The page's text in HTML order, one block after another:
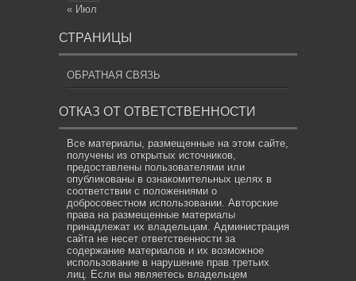
« Июл
СТРАНИЦЫ
ОБРАТНАЯ СВЯЗЬ
ОТКАЗ ОТ ОТВЕТСТВЕННОСТИ
Все материалы, размещенные на этом сайте,
получены из открытых источников,
предоставлены пользователями или
опубликованы в ознакомительных целях в
соответствии с положениями о
добросовестном использовании. Авторские
права на размещенные материалы
принадлежат их владельцам. Администрация
сайта не несет ответственности за
содержание материалов и их возможное
использование в нарушение прав третьих
лиц. Если вы являетесь владельцем